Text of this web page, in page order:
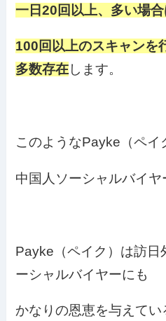
一日20回以上、多い場合
100回以上のスキャンを
多数存在します。
このようなPayke（ペイ
中国人ソーシャルバイヤ
Payke（ペイク）は訪日
ーシャルバイヤーにも
かなりの恩恵を与えてい